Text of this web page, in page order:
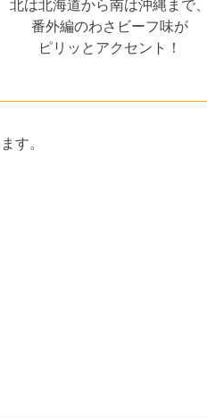
北は北海道から南は沖縄まで、
番外編のわさビーフ味が
ピリッとアクセント！
す。